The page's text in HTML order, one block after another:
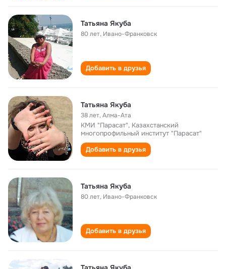
Татьяна Якуба
80 лет, Ивано-Франковск
Добавить в друзья
Татьяна Якуба
38 лет,Алма-Ата
КМИ "Парасат", Казахстанский
многопрофильный институт "Парасат"
Добавить в друзья
Татьяна Якуба
80 лет, Ивано-Франковск
Добавить в друзья